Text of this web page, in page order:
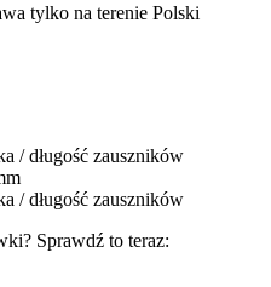
tylko na terenie Polski
/ długość zauszników
/ długość zauszników
Sprawdź to teraz: